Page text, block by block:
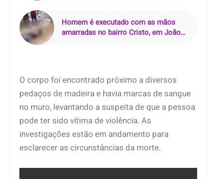
Homem é executado com as mãos
amarradas no bairro Cristo, em João
O corpo foi encontrado próximo a diversos
pedaços de madeira e havia marcas de sangue
no muro, levantando a suspeita de que a pessoa
pode ter sido vítima de violência. As
investigações estão em andamento para
esclarecer as circunstâncias da morte.